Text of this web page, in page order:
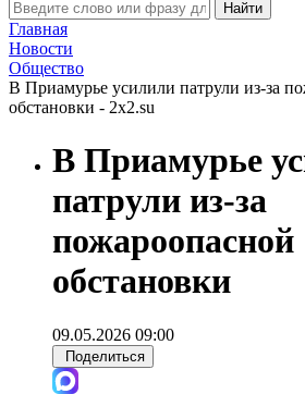
Найти
Главная
Новости
Общество
В Приамурье усилили патрули из-за
обстановки - 2x2.su
В Приамурье
патрули из-за
пожароопасной
обстановки
09.05.2026 09:00
Поделиться